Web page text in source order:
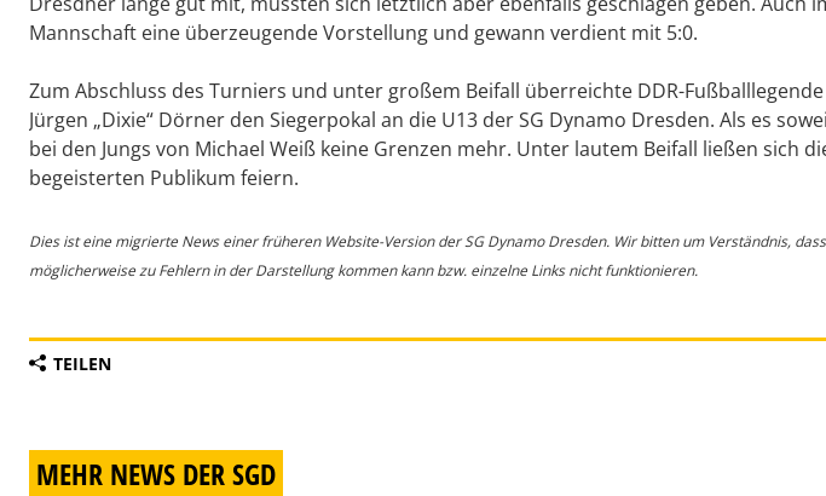
Mannschaft eine überzeugende Vorstellung und gewann verdient mit 5:0.
Zum Abschluss des Turniers und unter großem Beifall überreichte DDR-
Jürgen „Dixie“ Dörner den Siegerpokal an die U13 der SG Dynamo Dresden. Als es
bei den Jungs von Michael Weiß keine Grenzen mehr. Unter lautem Beifall ließen sich
begeisterten Publikum feiern.
Dies ist eine migrierte News einer früheren Website-Version der SG Dynamo Dresden. Wir bitten um Verständnis,
möglicherweise zu Fehlern in der Darstellung kommen kann bzw. einzelne Links nicht funktionieren.
TEILEN
MEHR NEWS DER SGD